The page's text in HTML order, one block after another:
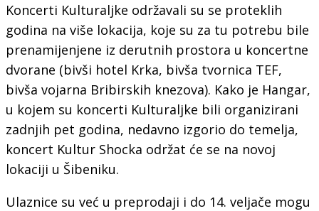
Koncerti Kulturaljke održavali su se proteklih
godina na više lokacija, koje su za tu potrebu bile
prenamijenjene iz derutnih prostora u koncertne
dvorane (bivši hotel Krka, bivša tvornica TEF,
bivša vojarna Bribirskih knezova). Kako je Hangar,
u kojem su koncerti Kulturaljke bili organizirani
zadnjih pet godina, nedavno izgorio do temelja,
koncert Kultur Shocka održat će se na novoj
lokaciji u Šibeniku.
Ulaznice su već u preprodaji i do 14. veljače mogu